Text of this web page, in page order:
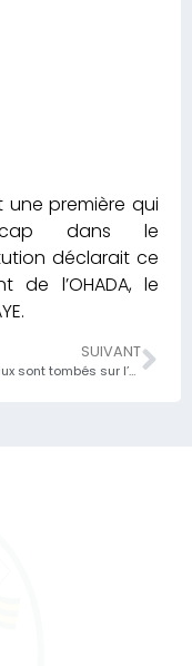
première qui
dans le
déclarait ce
de l’OHADA, le
SUIVANT
Les rideaux sont tombés sur l’atelier régional de Renforcement des capacités en matière de fiscalité sensible au climat en Afrique ;